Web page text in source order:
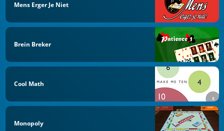
Mens Erger Je Niet
Brein Breker
Cool Math
Monopoly